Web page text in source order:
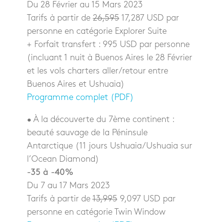
Du 28 Février au 15 Mars 2023
Tarifs à partir de26,59517,287 USD par
personne en catégorie Explorer Suite
+ Forfait transfert : 995 USD par personne
(incluant 1 nuit à Buenos Aires le 28 Février
et les vols charters aller/retour entre
Buenos Aires et Ushuaia)
Programme complet (PDF)
• À la découverte du 7ème continent :
beauté sauvage de la Péninsule
Antarctique (11 jours Ushuaia/Ushuaia sur
l’Ocean Diamond)
-35 à -40%
Du 7 au 17 Mars 2023
Tarifs à partir de13,9959,097 USD par
personne en catégorie Twin Window